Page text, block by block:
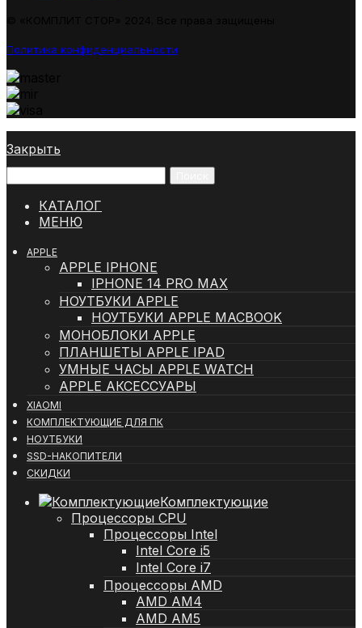
Политика конфиденциальности
Закрыть
КАТАЛОГ
МЕНЮ
APPLE
APPLE IPHONE
IPHONE 14 PRO MAX
НОУТБУКИ APPLE
НОУТБУКИ APPLE MACBOOK
МОНОБЛОКИ APPLE
ПЛАНШЕТЫ APPLE IPAD
УМНЫЕ ЧАСЫ APPLE WATCH
APPLE АКСЕССУАРЫ
XIAOMI
КОМПЛЕКТУЮЩИЕ ДЛЯ ПК
НОУТБУКИ
SSD-НАКОПИТЕЛИ
СКИДКИ
Комплектующие
Процессоры CPU
Процессоры Intel
Intel Core i5
Intel Core i7
Процессоры AMD
AMD AM4
AMD AM5